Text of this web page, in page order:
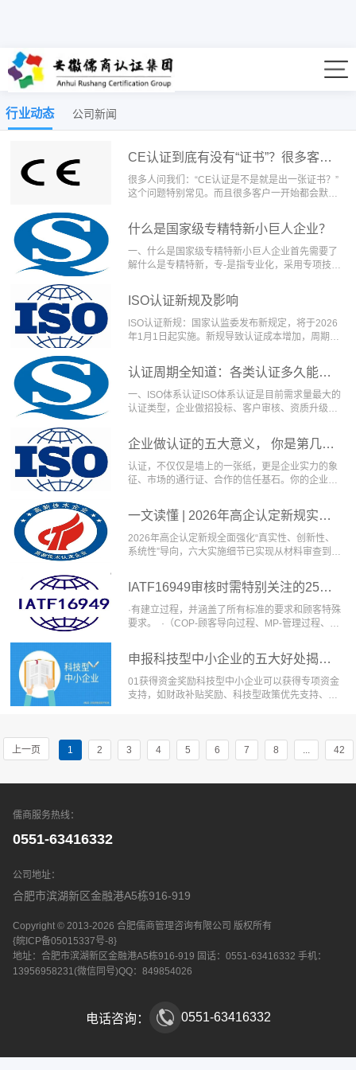
行业动态 公司新闻
CE认证到底有没有“证书”？很多客户一开始就搞混了
很多人问我们：“CE认证是不是就是出一张证书？”
这个问题特别常见。而且很多客户一开始都会默
什么是国家级专精特新小巨人企业？
一、什么是国家级专精特新小巨人企业首先需要了
解什么是专精特新，专-是指专业化，采用专项技术
ISO认证新规及影响
ISO认证新规：国家认监委发布新规定，将于2026
年1月1日起实施。新规导致认证成本增加，周期延
认证周期全知道：各类认证多久能拿证？
一、ISO体系认证ISO体系认证是目前需求量最大的
认证类型，企业做招投标、客户审核、资质升级基
企业做认证的五大意义， 你是第几个？
认证，不仅仅是墙上的一张纸，更是企业实力的象
征、市场的通行证、合作的信任基石。你的企业做
一文读懂 | 2026年高企认定新规实施细节
2026年高企认定新规全面强化“真实性、创新性、
系统性”导向，六大实施细节已实现从材料审查到数
IATF16949审核时需特别关注的25个问题
·有建立过程，并涵盖了所有标准的要求和顾客特殊
要求。 ·（COP-顾客导向过程、MP-管理过程、
申报科技型中小企业的五大好处揭秘！
01获得资金奖励科技型中小企业可以获得专项资金
支持，如财政补贴奖励、科技型政策优先支持、研
上一页 1 2 3 4 5 6 7 8 ... 42
儒商服务热线：
0551-63416332
公司地址：
合肥市滨湖新区金融港A5栋916-919
Copyright © 2013-2026 合肥儒商管理咨询有限公司 版权所有
{皖ICP备05015337号-8}
地址：合肥市滨湖新区金融港A5栋916-919 固话：0551-63416332 手机：
13956958231(微信同号)QQ：849854026
电话咨询： 0551-63416332